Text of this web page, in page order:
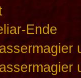
Ende